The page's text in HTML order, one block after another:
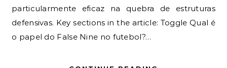
particularmente eficaz na quebra de estruturas
defensivas. Key sections in the article: Toggle Qual é
o papel do False Nine no futebol?…